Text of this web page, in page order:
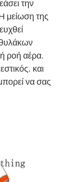
την
μείωση της
ροή αέρα.
και
να σας